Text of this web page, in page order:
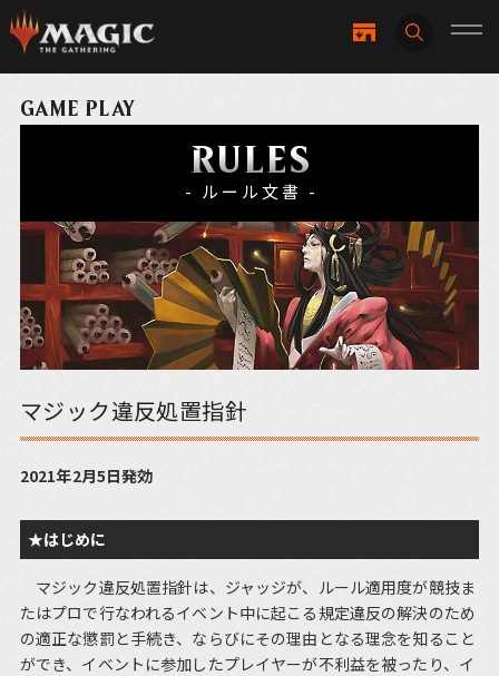
GAME PLAY
RULES
- ルール文書 -
マジック違反処置指針
2021年2月5日発効
★はじめに
マジック違反処置指針は、ジャッジが、ルール適用度が競技ま
たはプロで行なわれるイベント中に起こる規定違反の解決のため
の適正な懲罰と手続き、ならびにその理由となる理念を知ること
ができ、イベントに参加したプレイヤーが不利益を被ったり、イ